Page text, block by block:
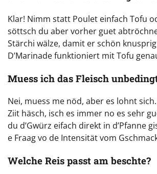
Klar! Nimm statt Poulet einfach Tofu
söttsch du aber vorher guet
Stärchi wälze, damit er schön
D’Marinade funktioniert mit Tofu
Muess ich das Fleisch
Nei, muess me nöd, aber es lohnt
Ziit häsch, isch es immer no es sehr
du d’Gwürz eifach direkt in d’Pfanne
e Fraag vo de Intensität vom
Welche Reis passt am beschte?